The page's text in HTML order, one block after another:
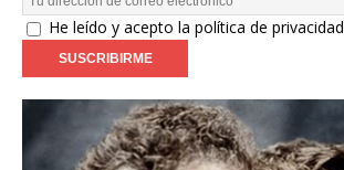
He leído y acepto la política de privacidad